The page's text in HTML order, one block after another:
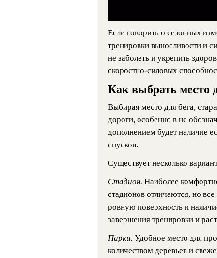
Если говорить о сезонных
тренировки выносливости и
не заболеть и укрепить
скоростно-силовых
Как выбрать место
Выбирая место для бега,
дороги, особенно в не
дополнением будет наличие
спусков.
Существует несколько
Стадион. Наиболее
стадионов отличаются, но
ровную поверхность и
завершения тренировки и
Парки. Удобное место для
количеством деревьев и